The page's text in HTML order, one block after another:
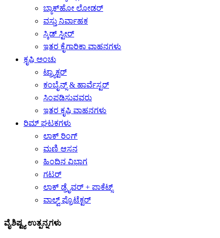
ಬ್ಯಾಕ್‌ಹೋ ಲೋಡರ್
ವಸ್ತು ನಿರ್ವಾಹಕ
ಸ್ಕಿಡ್ ಸ್ಟೀರ್
ಇತರ ಕೈಗಾರಿಕಾ ವಾಹನಗಳು
ಕೃಷಿ ಅಂಚು
ಟ್ರ್ಯಾಕ್ಟರ್
ಕಂಬೈನ್ಸ್ & ಹಾರ್ವೆಸ್ಟರ್
ಸಿಂಪಡಿಸುವವರು
ಇತರ ಕೃಷಿ ವಾಹನಗಳು
ರಿಮ್ ಘಟಕಗಳು
ಲಾಕ್ ರಿಂಗ್
ಮಣಿ ಆಸನ
ಹಿಂದಿನ ವಿಭಾಗ
ಗಟರ್
ಲಾಕ್ ಡ್ರೈವರ್ + ಪಾಕೆಟ್ಸ್
ವಾಲ್ವ್ ಪ್ರೊಟೆಕ್ಟರ್
ವೈಶಿಷ್ಟ್ಯ ಉತ್ಪನ್ನಗಳು